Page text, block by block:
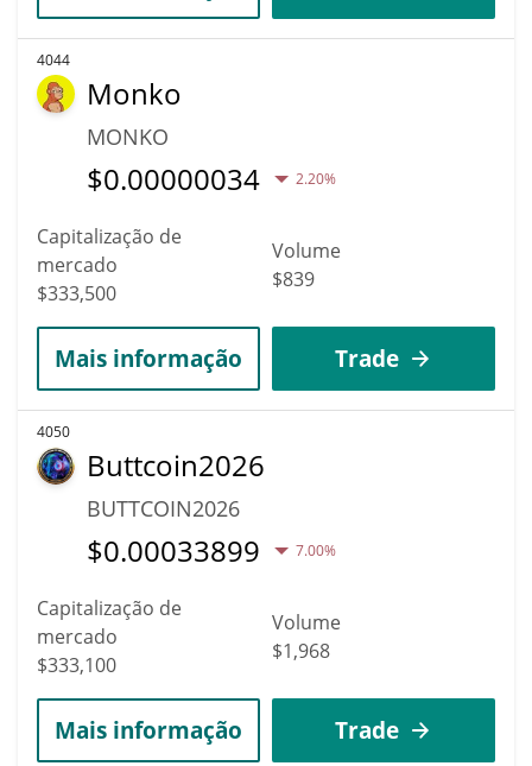
4044
Monko
MONKO
$0.00000034 2.20%
Capitalização de
mercado
$333,500
Volume
$839
Mais informação Trade
4050
Buttcoin2026
BUTTCOIN2026
$0.00033899 7.00%
Capitalização de
mercado
$333,100
Volume
$1,968
Mais informação Trade